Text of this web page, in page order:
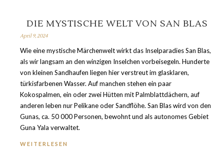
DIE MYSTISCHE WELT VON SAN BLAS
April 9, 2024
Wie eine mystische Märchenwelt wirkt das Inselparadies San Blas,
als wir langsam an den winzigen Inselchen vorbeisegeln. Hunderte
von kleinen Sandhaufen liegen hier verstreut im glasklaren,
türkisfarbenen Wasser. Auf manchen stehen ein paar
Kokospalmen, ein oder zwei Hütten mit Palmblattdächern, auf
anderen leben nur Pelikane oder Sandflöhe. San Blas wird von den
Gunas, ca. 50 000 Personen, bewohnt und als autonomes Gebiet
Guna Yala verwaltet.
WEITERLESEN